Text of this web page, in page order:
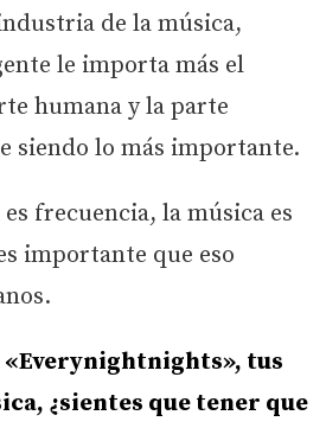
de la música,
le importa más el
humana y la parte
siendo lo más importante.
frecuencia, la música es
importante que eso
tus
¿sientes que tener que